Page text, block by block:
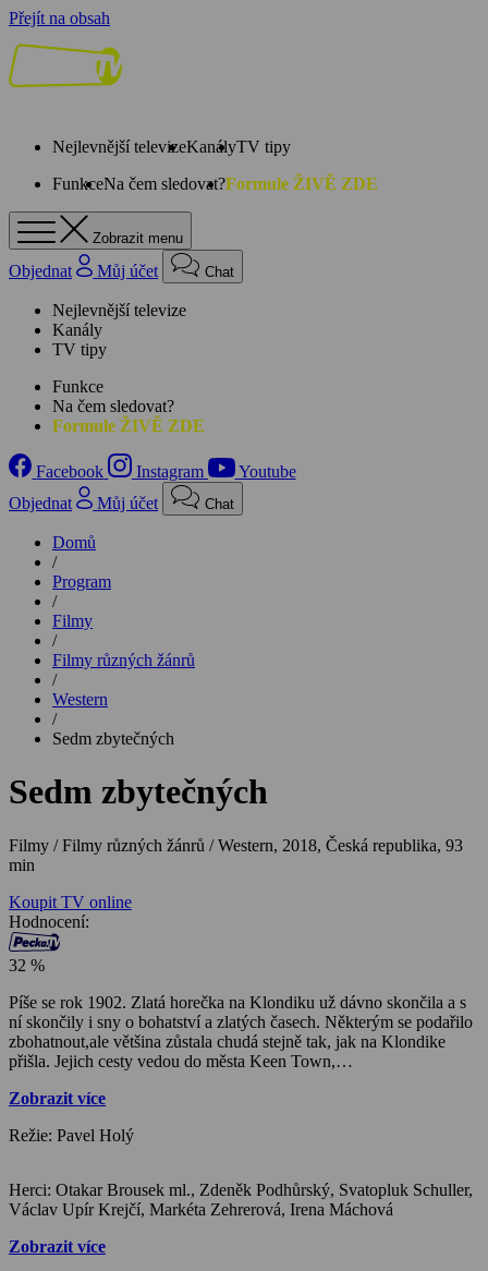
Přejít na obsah
Nejlevnější televizeKanályTV tipy
FunkceNa čem sledovat?Formule ŽIVĚ ZDE
Zobrazit menu
Objednat Můj účet Chat
Nejlevnější televize
Kanály
TV tipy
Funkce
Na čem sledovat?
Formule ŽIVĚ ZDE
Facebook Instagram
Youtube
Objednat
Můj účet Chat
Domů
/
Program
/
Filmy
/
Filmy různých žánrů
/
Western
/
Sedm zbytečných
Sedm zbytečných
Filmy / Filmy různých žánrů / Western, 2018, Česká republika, 93
min
Koupit TV online
Hodnocení:
32 %
Píše se rok 1902. Zlatá horečka na Klondiku už dávno skončila a s
ní skončily i sny o bohatství a zlatých časech. Některým se podařilo
zbohatnout,ale většina zůstala chudá stejně tak, jak na Klondike
přišla. Jejich cesty vedou do města Keen Town,…
Zobrazit více
Režie: Pavel Holý
Herci: Otakar Brousek ml., Zdeněk Podhůrský, Svatopluk Schuller,
Václav Upír Krejčí, Markéta Zehrerová, Irena Máchová
Zobrazit více